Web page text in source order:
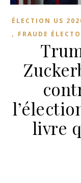
ÉLECTION US
, FRAUDE
livre